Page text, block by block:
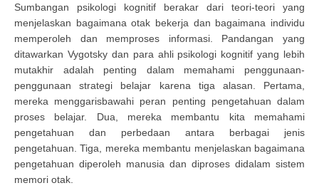
Sumbangan psikologi kognitif berakar dari teori-teori yang
menjelaskan bagaimana otak bekerja dan bagaimana individu
memperoleh dan memproses informasi. Pandangan yang
ditawarkan Vygotsky dan para ahli psikologi kognitif yang lebih
mutakhir adalah penting dalam memahami penggunaan-
penggunaan strategi belajar karena tiga alasan. Pertama,
mereka menggarisbawahi peran penting pengetahuan dalam
proses belajar. Dua, mereka membantu kita memahami
pengetahuan dan perbedaan antara berbagai jenis
pengetahuan. Tiga, mereka membantu menjelaskan bagaimana
pengetahuan diperoleh manusia dan diproses didalam sistem
memori otak.